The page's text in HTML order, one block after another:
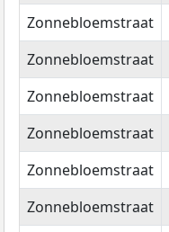
Zonnebloemstraat
Zonnebloemstraat
Zonnebloemstraat
Zonnebloemstraat
Zonnebloemstraat
Zonnebloemstraat